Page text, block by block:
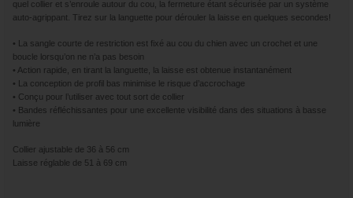
quel collier et s’enroule autour du cou, la fermeture étant sécurisée par un système
auto-agrippant. Tirez sur la languette pour dérouler la laisse en quelques secondes!
• La sangle courte de restriction est fixé au cou du chien avec un crochet et une
boucle lorsqu’on ne n’a pas besoin
• Action rapide, en tirant la languette, la laisse est obtenue instantanément
• La conception de profil bas minimise le risque d’accrochage
• Conçu pour l’utiliser avec tout sort de collier
• Bandes réfléchissantes pour une excellente visibilité dans des situations à basse
lumière
Collier ajustable de 36 à 56 cm
Laisse réglable de 51 à 69 cm